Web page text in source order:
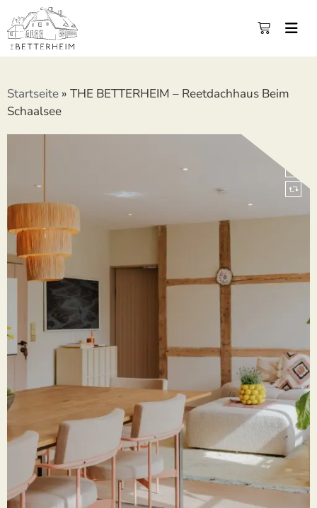
Startseite » THE BETTERHEIM – Reetdachhaus Beim
Schaalsee